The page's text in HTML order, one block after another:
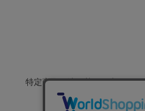
特定商取引法に基づく表示